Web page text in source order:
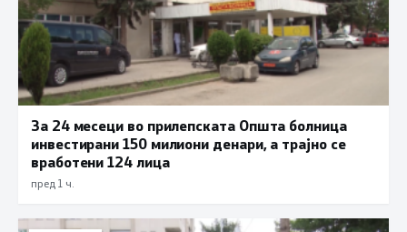
За 24 месеци во прилепската Општа болница
инвестирани 150 милиони денари, а трајно се
вработени 124 лица
пред 1 ч.